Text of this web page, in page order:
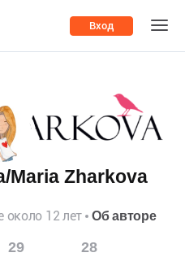
Вход
Zharkova
около 12 лет Об авторе
29 28